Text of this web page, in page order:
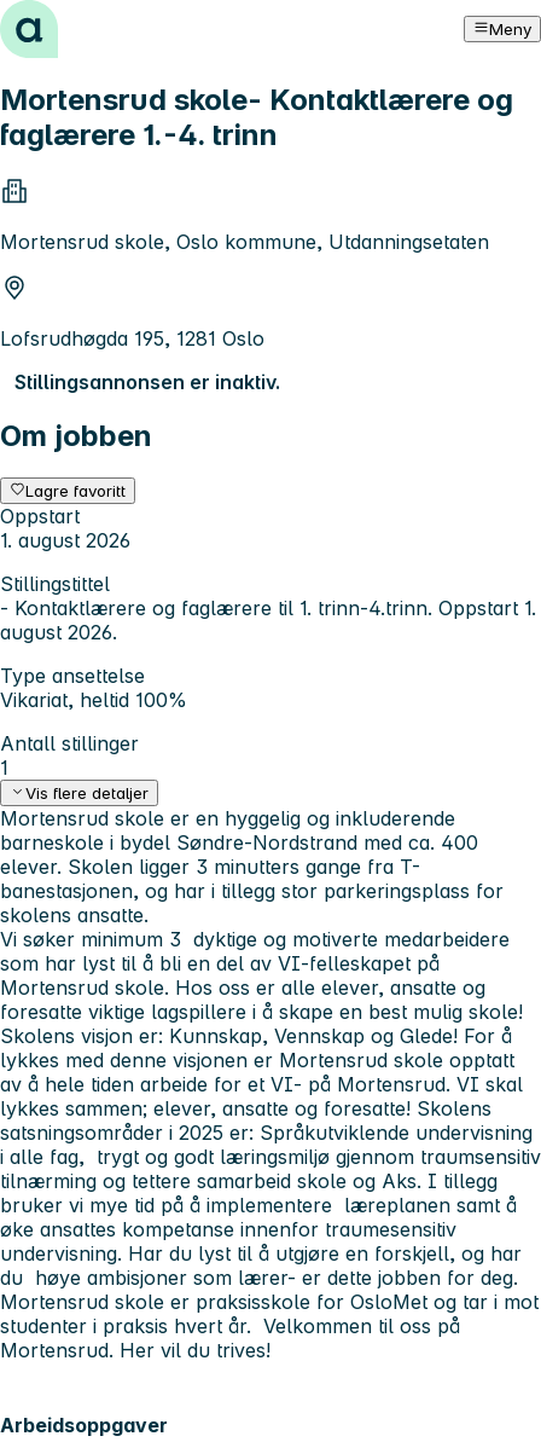
Hopp til innhold Meny
Mortensrud skole- Kontaktlærere og
faglærere 1.-4. trinn
Mortensrud skole, Oslo kommune, Utdanningsetaten
Lofsrudhøgda 195, 1281 Oslo
Stillingsannonsen er inaktiv.
Om jobben
Lagre favoritt
Oppstart
1. august 2026
Stillingstittel
- Kontaktlærere og faglærere til 1. trinn-4.trinn. Oppstart 1.
august 2026.
Type ansettelse
Vikariat, heltid 100%
Antall stillinger
1
Vis flere detaljer
Mortensrud skole er en hyggelig og inkluderende
barneskole i bydel Søndre-Nordstrand med ca. 400
elever. Skolen ligger 3 minutters gange fra T-
banestasjonen, og har i tillegg stor parkeringsplass for
skolens ansatte.
Vi søker minimum 3 dyktige og motiverte medarbeidere
som har lyst til å bli en del av VI-felleskapet på
Mortensrud skole. Hos oss er alle elever, ansatte og
foresatte viktige lagspillere i å skape en best mulig skole!
Skolens visjon er: Kunnskap, Vennskap og Glede! For å
lykkes med denne visjonen er Mortensrud skole opptatt
av å hele tiden arbeide for et VI- på Mortensrud. VI skal
lykkes sammen; elever, ansatte og foresatte! Skolens
satsningsområder i 2025 er: Språkutviklende undervisning
i alle fag, trygt og godt læringsmiljø gjennom traumsensitiv
tilnærming og tettere samarbeid skole og Aks. I tillegg
bruker vi mye tid på å implementere læreplanen samt å
øke ansattes kompetanse innenfor traumesensitiv
undervisning. Har du lyst til å utgjøre en forskjell, og har
du høye ambisjoner som lærer- er dette jobben for deg.
Mortensrud skole er praksisskole for OsloMet og tar i mot
studenter i praksis hvert år. Velkommen til oss på
Mortensrud. Her vil du trives!
Arbeidsoppgaver